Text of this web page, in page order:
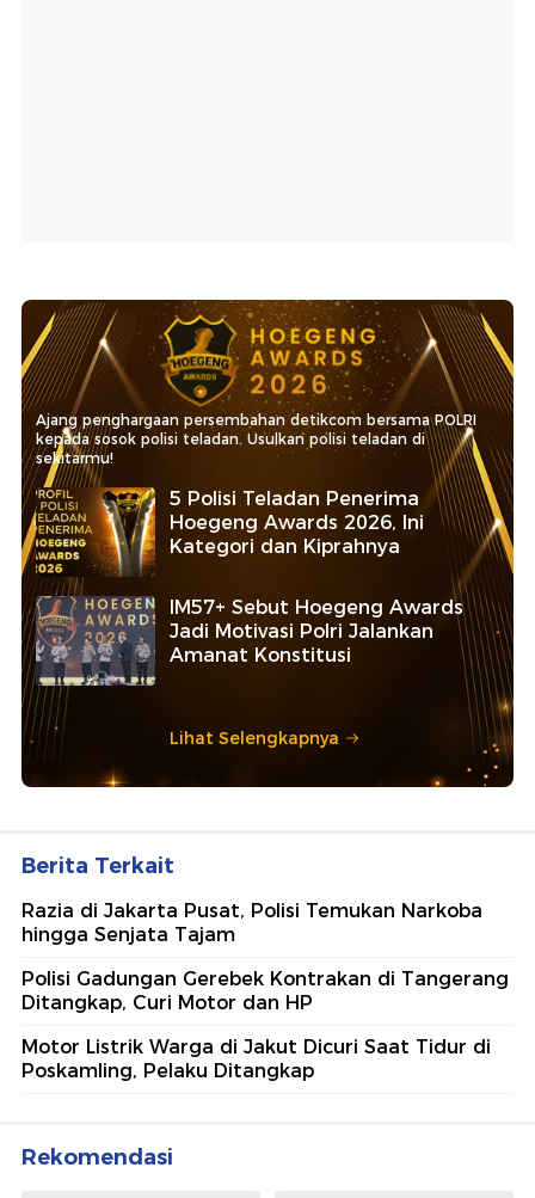
Ajang penghargaan persembahan detikcom bersama POLRI
kepada sosok polisi teladan. Usulkan polisi teladan di
sekitarmu!
5 Polisi Teladan Penerima
Hoegeng Awards 2026, Ini
Kategori dan Kiprahnya
IM57+ Sebut Hoegeng Awards
Jadi Motivasi Polri Jalankan
Amanat Konstitusi
Lihat Selengkapnya
Berita Terkait
Razia di Jakarta Pusat, Polisi Temukan Narkoba
hingga Senjata Tajam
Polisi Gadungan Gerebek Kontrakan di Tangerang
Ditangkap, Curi Motor dan HP
Motor Listrik Warga di Jakut Dicuri Saat Tidur di
Poskamling, Pelaku Ditangkap
Rekomendasi